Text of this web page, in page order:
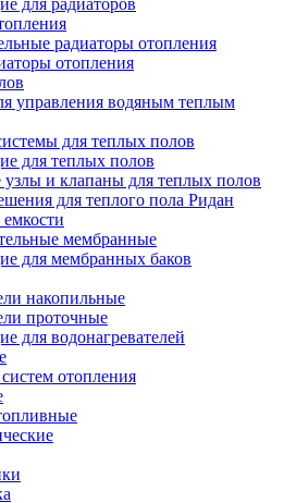
для радиаторов
радиаторы отопления
отопления
управления водяным теплым
для теплых полов
для теплых полов
и клапаны для теплых полов
для теплого пола Ридан
мембранные
для мембранных баков
накопильные
проточные
для водонагревателей
отопления